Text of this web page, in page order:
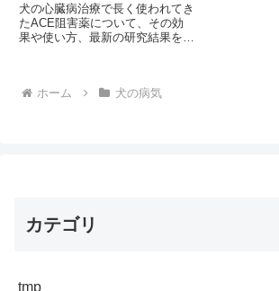
犬の心臓病治療で長く使われてき
たACE阻害薬について、その効
果や使い方、最新の研究結果を解
しょうか？
ホーム 犬の病気
カテゴリ
tmp